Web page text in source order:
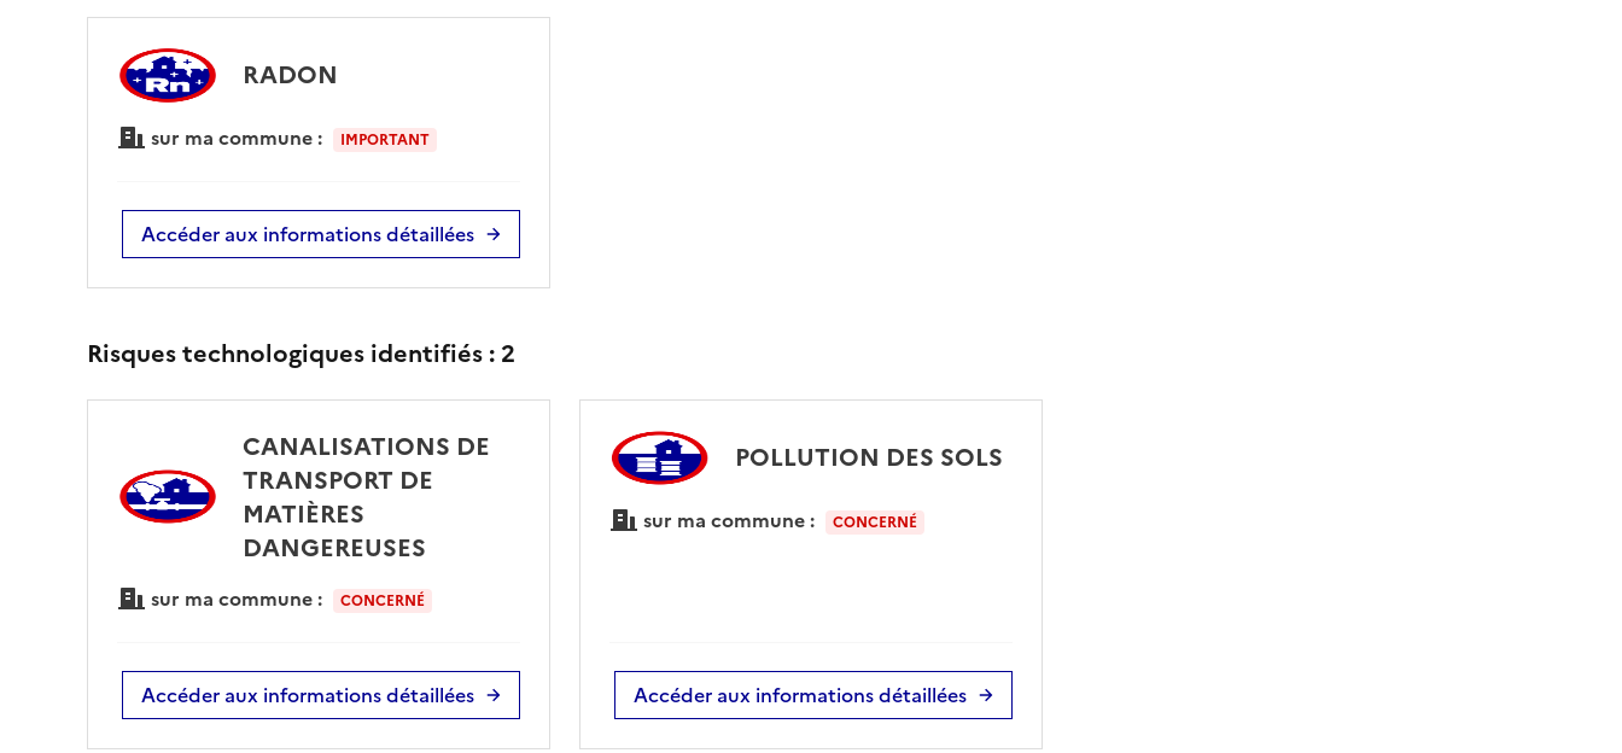
RADON
sur ma commune : IMPORTANT
Accéder aux informations détaillées
Risques technologiques identifiés : 2
CANALISATIONS DE
TRANSPORT DE
MATIÈRES
DANGEREUSES
sur ma commune : CONCERNÉ
Accéder aux informations détaillées
POLLUTION DES SOLS
sur ma commune : CONCERNÉ
Accéder aux informations détaillées